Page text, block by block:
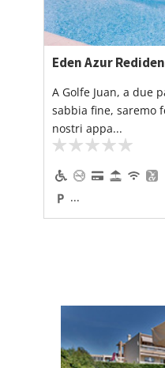
Eden Azur
A Golfe Juan, a due
sabbia fine, saremo
nostri appa...
...